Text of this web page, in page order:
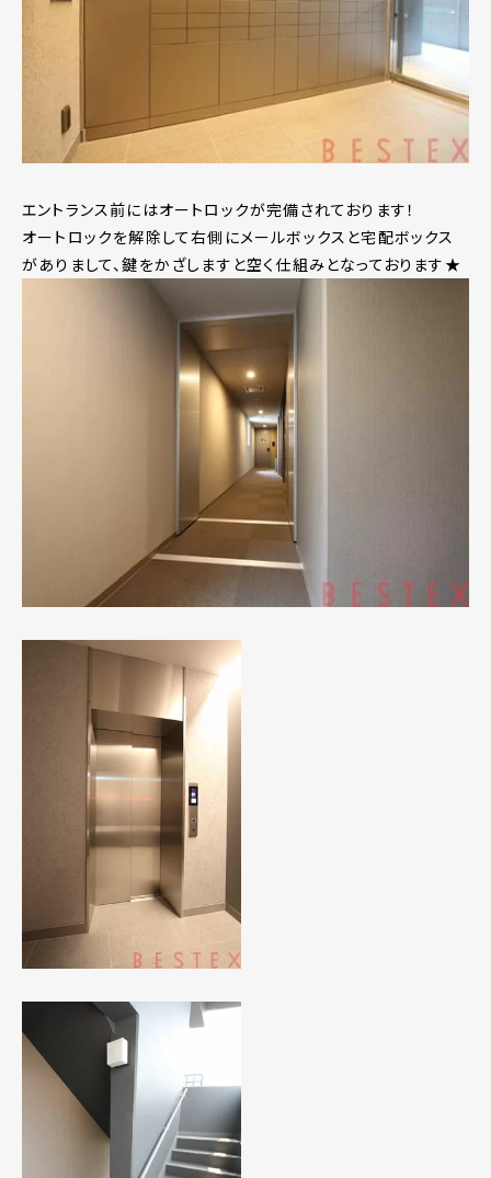
エントランス前にはオートロックが完備されております！
オートロックを解除して右側にメールボックスと宅配ボックス
がありまして、鍵をかざしますと空く仕組みとなっております★